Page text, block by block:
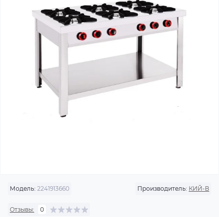
Модель: 2241913660 Производитель: КИЙ-В
Отзывы: 0